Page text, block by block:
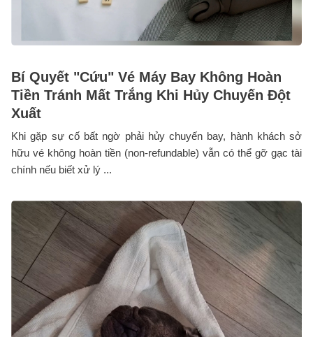
Bí Quyết "Cứu" Vé Máy Bay Không Hoàn
Tiền Tránh Mất Trắng Khi Hủy Chuyến Đột
Xuất
Khi gặp sự cố bất ngờ phải hủy chuyến bay, hành khách sở
hữu vé không hoàn tiền (non-refundable) vẫn có thể gỡ gạc tài
chính nếu biết xử lý ...